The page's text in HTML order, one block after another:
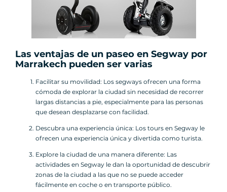
Las ventajas de un paseo en Segway por
Marrakech pueden ser varias
Facilitar su movilidad: Los segways ofrecen una forma
cómoda de explorar la ciudad sin necesidad de recorrer
largas distancias a pie, especialmente para las personas
que desean desplazarse con facilidad.
Descubra una experiencia única: Los tours en Segway le
ofrecen una experiencia única y divertida como turista.
Explore la ciudad de una manera diferente: Las
actividades en Segway le dan la oportunidad de descubrir
zonas de la ciudad a las que no se puede acceder
fácilmente en coche o en transporte público.